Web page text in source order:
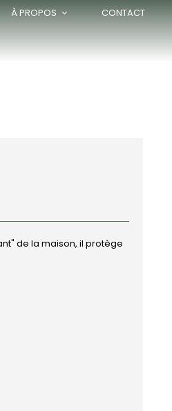
À PROPOS CONTACT
de la maison, il protège